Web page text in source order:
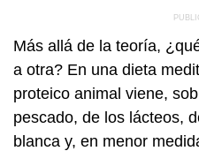
Más allá de la teoría,
a otra? En una dieta
proteico animal viene,
pescado, de los lácteos,
blanca y, en menor